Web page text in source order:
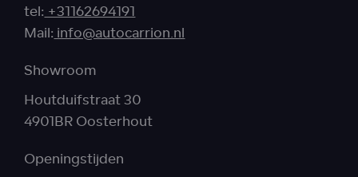
tel:+31162694191
Mail:info@autocarrion.nl
Showroom
Houtduifstraat 30
4901BR Oosterhout
Openingstijden